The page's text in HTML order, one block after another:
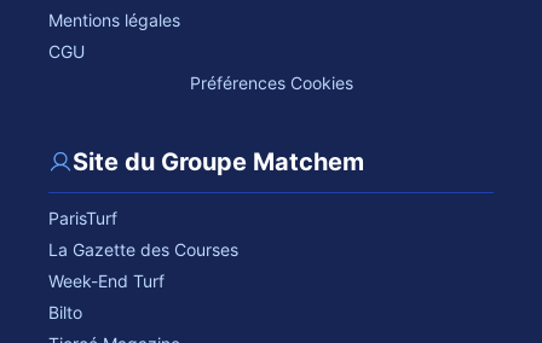
Mentions légales
CGU
Préférences Cookies
Site du Groupe Matchem
ParisTurf
La Gazette des Courses
Week-End Turf
Bilto